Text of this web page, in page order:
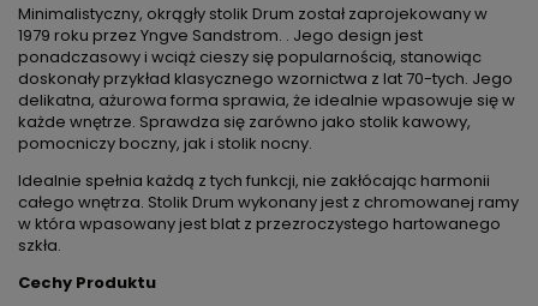
Minimalistyczny, okrągły stolik Drum został zaprojekowany w
1979 roku przez Yngve Sandstrom. . Jego design jest
ponadczasowy i wciąż cieszy się popularnością, stanowiąc
doskonały przykład klasycznego wzornictwa z lat 70-tych. Jego
delikatna, ażurowa forma sprawia, że idealnie wpasowuje się w
każde wnętrze. Sprawdza się zarówno jako stolik kawowy,
pomocniczy boczny, jak i stolik nocny.
Idealnie spełnia każdą z tych funkcji, nie zakłócając harmonii
całego wnętrza. Stolik Drum wykonany jest z chromowanej ramy
w która wpasowany jest blat z przezroczystego hartowanego
szkła.
Cechy Produktu